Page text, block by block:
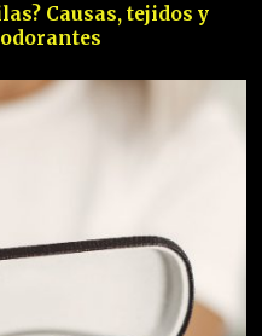
Causas, tejidos y